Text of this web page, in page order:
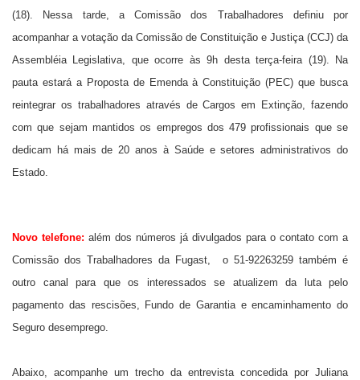
(18). Nessa tarde, a Comissão dos Trabalhadores definiu por
acompanhar a votação da Comissão de Constituição e Justiça (CCJ) da
Assembléia Legislativa, que ocorre às 9h desta terça-feira (19). Na
pauta estará a Proposta de Emenda à Constituição (PEC) que busca
reintegrar os trabalhadores através de Cargos em Extinção, fazendo
com que sejam mantidos os empregos dos 479 profissionais que se
dedicam há mais de 20 anos à Saúde e setores administrativos do
Estado.
Novo telefone: além dos números já divulgados para o contato com a
Comissão dos Trabalhadores da Fugast, o 51-92263259 também é
outro canal para que os interessados se atualizem da luta pelo
pagamento das rescisões, Fundo de Garantia e encaminhamento do
Seguro desemprego.
Abaixo, acompanhe um trecho da entrevista concedida por Juliana